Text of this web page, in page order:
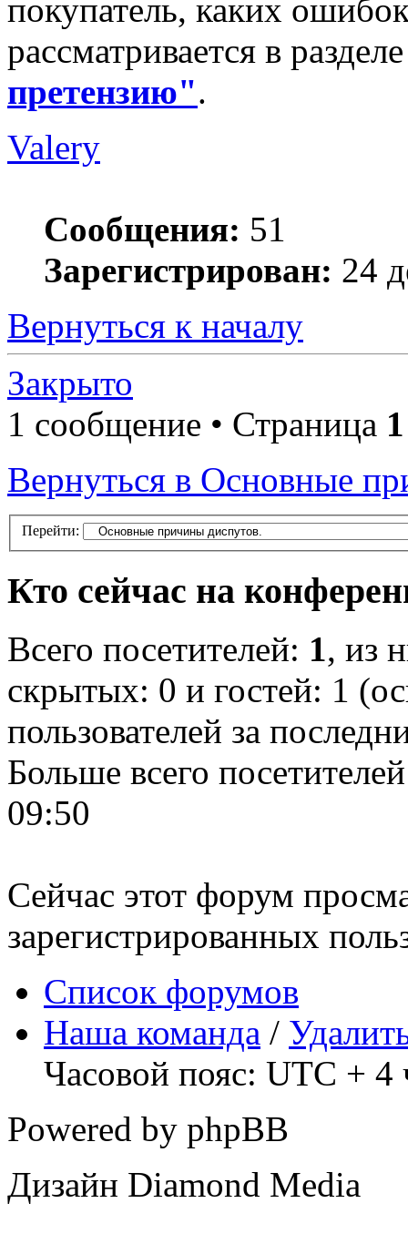
покупатель, каких
рассматривается в
претензию".
Valery
Сообщения: 51
Зарегистрирован: 24
Вернуться к началу
Закрыто
1 сообщение • Страница 1
Вернуться в Основные
Перейти:
Кто сейчас на
Всего посетителей: 1, из
скрытых: 0 и гостей: 1
пользователей за
Больше всего
09:50
Сейчас этот форум
зарегистрированных
Список форумов
Наша команда /
Часовой пояс: UTC + 4
Powered by phpBB
Дизайн Diamond Media